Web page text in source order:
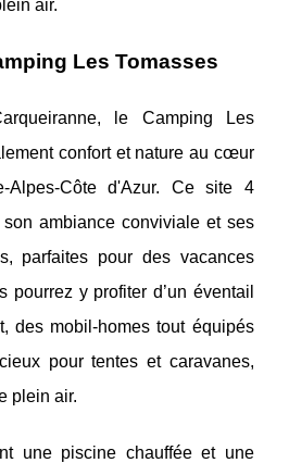
air.
Les Tomasses
le Camping Les
confort et nature au cœur
Alpes-Côte d'Azur. Ce site 4
ambiance conviviale et ses
parfaites pour des vacances
pourrez y profiter d’un éventail
des mobil-homes tout équipés
pour tentes et caravanes,
plein air.
une piscine chauffée et une